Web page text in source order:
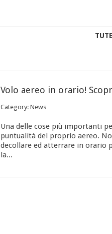
Category: News
Una delle cose più importanti
puntualità del proprio aereo.
decollare ed atterrare in orario
la...